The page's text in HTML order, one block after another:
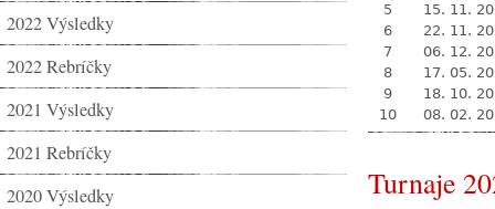
2022 Výsledky
2022 Rebríčky
2021 Výsledky
2021 Rebríčky
2020 Výsledky
5
15. 11.
6
22. 11.
7
06. 12.
8
17. 05.
9
18. 10.
10
08. 02.
Turnaje